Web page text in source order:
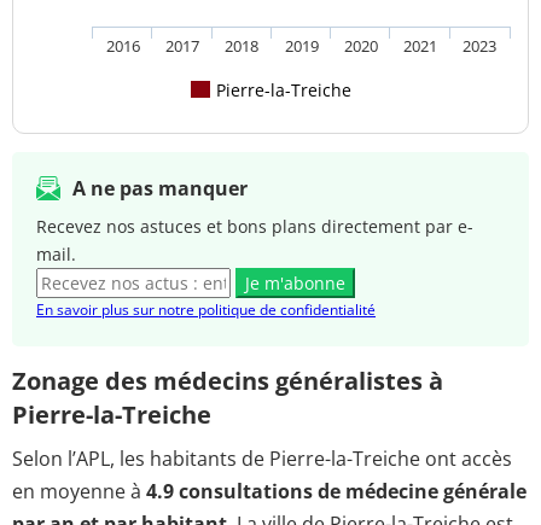
Pierre-la-Treiche
2016 2017 2018 2019 2020 2021 2023
A ne pas manquer
Recevez nos astuces et bons plans directement par e-
mail.
Je m'abonne
En savoir plus sur notre politique de confidentialité
Zonage des médecins généralistes à
Pierre-la-Treiche
Selon l’APL, les habitants de Pierre-la-Treiche ont accès
en moyenne à 4.9 consultations de médecine générale